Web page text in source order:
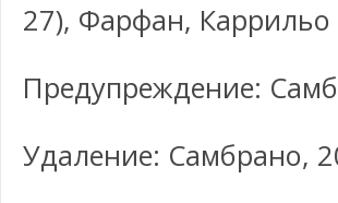
27), Фарфан, Каррильо
Предупреждение:
Удаление: Самбрано,